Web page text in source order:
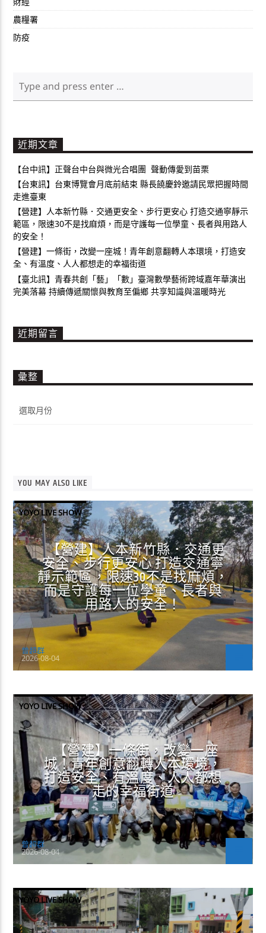
農糧署
防疫
近期文章
【台中訊】正聲台中台與微光合唱團 聲動傳愛到苗栗
【台東訊】台東博覽會月底前結束 縣長饒慶鈴邀請民眾把握時間
走進臺東
【營建】人本新竹縣．交通更安全、步行更安心 打造交通寧靜示
範區，限速30不是找麻煩，而是守護每一位學童、長者與用路人
的安全！
【營建】一條街，改變一座城！青年創意翻轉人本環境，打造安
全、有溫度、人人都想走的幸福街道
【臺北訊】青春共創「藝」「數」臺灣數學藝術跨域嘉年華演出
完美落幕 持續傳遞關懷與教育至偏鄉 共享知識與溫暖時光
近期留言
彙整
整
YOU MAY ALSO LIKE
YOYO LIVE SHOW
【營建】人本新竹縣．交通更
安全、步行更安心 打造交通寧
靜示範區，限速30不是找麻煩，
而是守護每一位學童、長者與
用路人的安全！
曾超群
2026-08-04
YOYO LIVE SHOW
【營建】一條街，改變一座
城！青年創意翻轉人本環境，
打造安全、有溫度、人人都想
走的幸福街道
曾超群
2026-08-04
YOYO LIVE SHOW